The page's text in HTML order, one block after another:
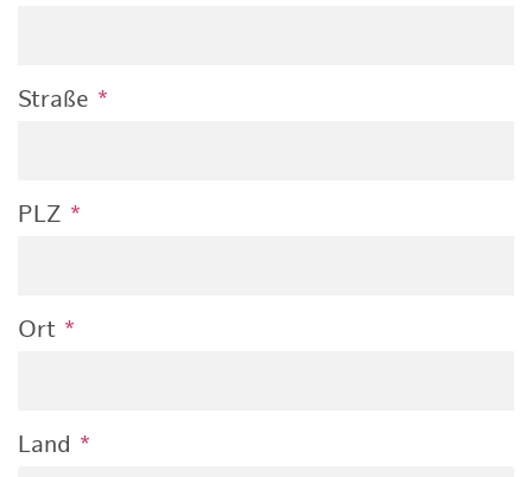
Straße *
PLZ *
Ort *
Land *